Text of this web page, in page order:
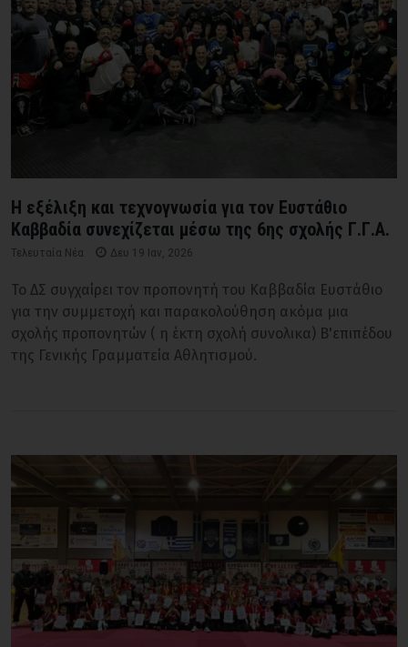
Η εξέλιξη και τεχνογνωσία για τον Ευστάθιο
Καββαδία συνεχίζεται μέσω της 6ης σχολής Γ.Γ.Α.
Τελευταία Νέα Δευ 19 Ιαν, 2026
Το ΔΣ συγχαίρει τον προπονητή του Καββαδία Ευστάθιο
για την συμμετοχή και παρακολούθηση ακόμα μια
σχολής προπονητών ( η έκτη σχολή συνολικα) Β'επιπέδου
της Γενικής Γραμματεία Αθλητισμού.